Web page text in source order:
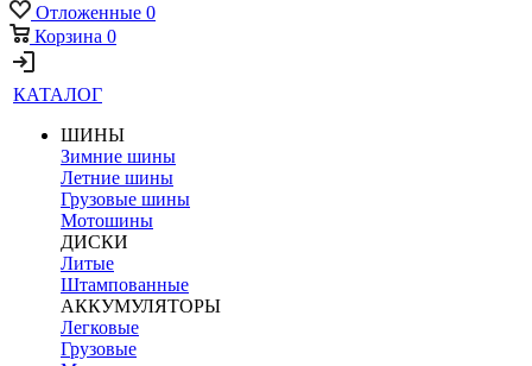
Отложенные 0
Корзина 0
КАТАЛОГ
ШИНЫ
Зимние шины
Летние шины
Грузовые шины
Мотошины
ДИСКИ
Литые
Штампованные
АККУМУЛЯТОРЫ
Легковые
Грузовые